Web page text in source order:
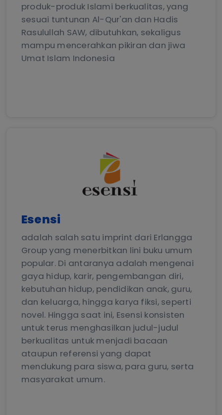
produk-produk Islami berkualitas, yang
sesuai tuntunan Al-Qur'an dan Hadis
Rasulullah SAW, dibutuhkan, sekaligus
mampu mencerahkan pikiran dan jiwa
Umat Islam Indonesia
Esensi
adalah salah satu imprint dari Erlangga
Group yang menerbitkan lini buku umum
popular. Di antaranya adalah mengenai
gaya hidup, karir, pengembangan diri,
kebutuhan hidup, pendidikan anak, guru,
dan keluarga, hingga karya fiksi, seperti
novel. Hingga saat ini, Esensi konsisten
untuk terus menghasilkan judul-judul
berkualitas untuk menjadi bacaan
ataupun referensi yang dapat
mendukung para siswa, para guru, serta
masyarakat umum.